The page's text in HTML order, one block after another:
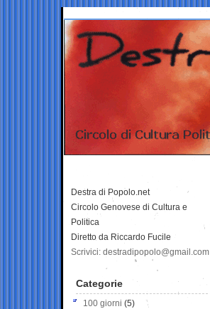
Destra di Popolo.net
Circolo Genovese di Cultura e
Politica
Diretto da Riccardo Fucile
Scrivici: destradipopolo@gmail.com
Categorie
100 giorni (5)